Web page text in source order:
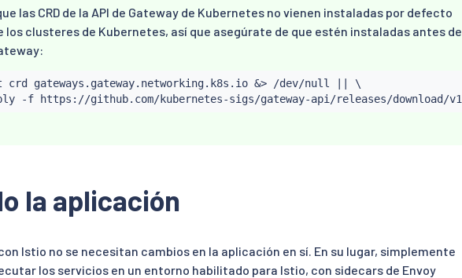
las CRD de la API de Gateway de Kubernetes no vienen instaladas por defecto
los clusteres de Kubernetes, así que asegúrate de que estén instaladas antes de
crd gateways.gateway.networking.k8s.io &> /dev/null
\
la aplicación
Istio no se necesitan cambios en la aplicación en sí. En su lugar, simplemente
los servicios en un entorno habilitado para Istio, con sidecars de Envoy